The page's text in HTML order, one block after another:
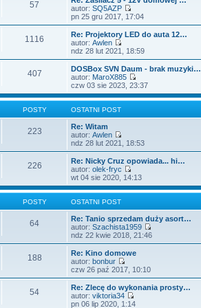
o
t
n
w
s
z
p
o
s
l
n
a
n
w
s
z
y
p
o
s
w
i
e
t
l
n
a
n
o
w
s
p
t
57
autor: SQ5AZP
W
y
ś
w
i
e
l
n
a
j
z
y
p
o
t
pn 25 gru 2017, 17:04
1116
Re: Projektory LED do auta 12…
autor: Awlen
W
y
ś
w
i
e
t
o
s
z
y
p
ndz 28 lut 2021, 18:59
407
DOSBox SVN Daum - brak muzyki…
autor: MaroX885
W
y
ś
i
l
n
a
j
n
o
w
y
p
o
s
czw 03 sie 2023, 23:37
POSTY OSTATNI POST
223
Re: Witam
autor: Awlen
W
y
ś
w
e
t
a
j
n
o
s
z
y
p
o
s
t
ndz 28 lut 2021, 18:53
226
Re: Nicky Cruz opowiada... hi…
autor: olek-fryc
W
y
ś
i
e
t
n
a
n
o
s
z
wt 04 sie 2020, 14:13
POSTY OSTATNI POST
64
Re: Tanio sprzedam duży asort…
autor: Szachista1959
W
y
t
l
ndz 22 kwie 2018, 21:46
188
Re: Kino domowe
autor: bonbur
W
y
ś
w
i
czw 26 paź 2017, 10:10
54
Re: Zlecę do wykonania prosty…
autor: viktoria34
W
pn 06 lip 2020, 1:14